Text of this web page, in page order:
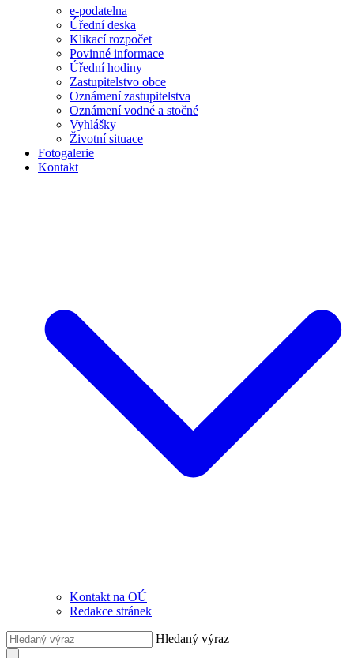
e-podatelna
Úřední deska
Klikací rozpočet
Povinné informace
Úřední hodiny
Zastupitelstvo obce
Oznámení zastupitelstva
Oznámení vodné a stočné
Vyhlášky
Životní situace
Fotogalerie
Kontakt
Kontakt na OÚ
Redakce stránek
Hledaný výraz